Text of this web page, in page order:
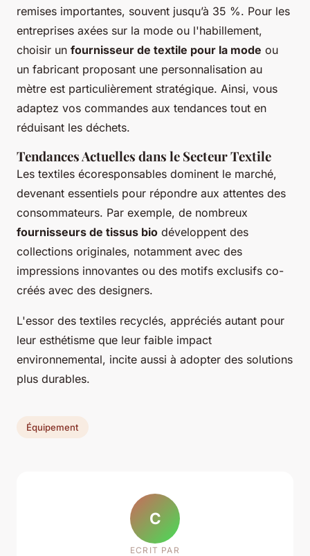
remises importantes, souvent jusqu’à 35 %. Pour les
entreprises axées sur la mode ou l'habillement,
choisir un fournisseur de textile pour la mode ou
un fabricant proposant une personnalisation au
mètre est particulièrement stratégique. Ainsi, vous
adaptez vos commandes aux tendances tout en
réduisant les déchets.
Tendances Actuelles dans le Secteur Textile
Les textiles écoresponsables dominent le marché,
devenant essentiels pour répondre aux attentes des
consommateurs. Par exemple, de nombreux
fournisseurs de tissus bio développent des
collections originales, notamment avec des
impressions innovantes ou des motifs exclusifs co-
créés avec des designers.
L'essor des textiles recyclés, appréciés autant pour
leur esthétisme que leur faible impact
environnemental, incite aussi à adopter des solutions
plus durables.
Équipement
C
ECRIT PAR